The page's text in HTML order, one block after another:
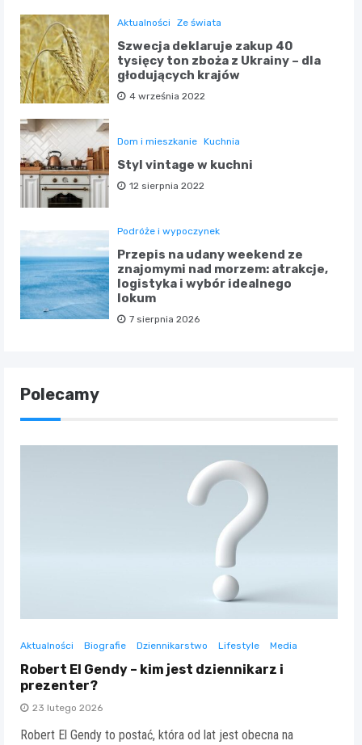
Aktualności Ze świata
Szwecja deklaruje zakup 40
tysięcy ton zboża z Ukrainy – dla
głodujących krajów
4 września 2022
Dom i mieszkanie Kuchnia
Styl vintage w kuchni
12 sierpnia 2022
Podróże i wypoczynek
Przepis na udany weekend ze
znajomymi nad morzem: atrakcje,
logistyka i wybór idealnego
lokum
7 sierpnia 2026
Polecamy
Aktualności Biografie Dziennikarstwo Lifestyle Media
Robert El Gendy – kim jest dziennikarz i
prezenter?
23 lutego 2026
Robert El Gendy to postać, która od lat jest obecna na